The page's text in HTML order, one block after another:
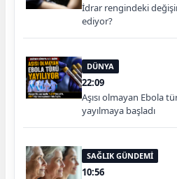
İdrar rengindeki
ediyor?
DÜNYA
22:09
Aşısı olmayan Ebola
yayılmaya başladı
SAĞLIK GÜNDEMİ
10:56